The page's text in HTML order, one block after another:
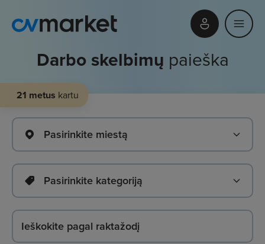
Darbo skelbimų paieška
21 metus kartu
Pasirinkite miestą
Pasirinkite kategoriją